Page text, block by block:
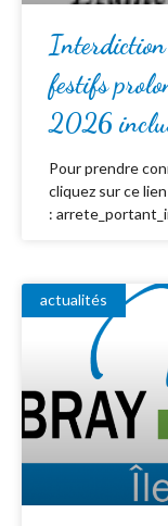
Interdiction
festifs
2026
Pour prendre
cliquez sur ce lien
:
actualités